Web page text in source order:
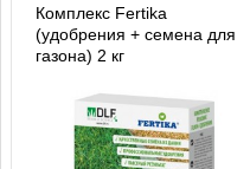
Комплекс Fertika
(удобрения + семена для
газона) 2 кг